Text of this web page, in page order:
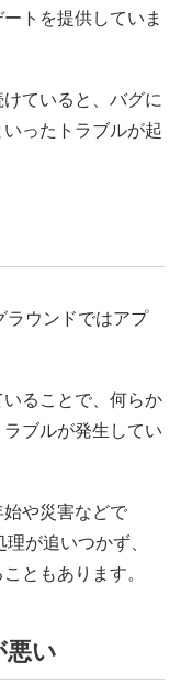
トを提供していま
ていると、バグに
ったトラブルが起
ラウンドではアプ
ることで、何らか
ブルが発生してい
や災害などで
が追いつかず、
ともあります。
悪い